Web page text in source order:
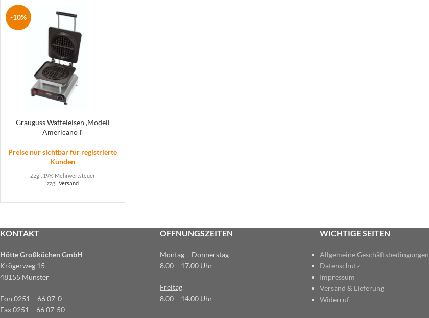
-10%
Grauguss Waffeleisen ‚Modell
Americano I‘
Preise nur sichtbar für registrierte
Kunden
Zzgl. 19% Mehrwertsteuer
zzgl. Versand
KONTAKT
Hötte Großküchen GmbH
Krögerweg 15
48155 Münster
Fon 0251 – 66 07-0
Fax 0251 – 66 07-50
ÖFFNUNGSZEITEN
Montag – Donnerstag
8.00 – 17.00 Uhr
Freitag
8.00 – 14.00 Uhr
WICHTIGE SEITEN
Allgemeine Geschäftsbedingungen
Datenschutz
Impressum
Versand & Lieferung
Widerruf